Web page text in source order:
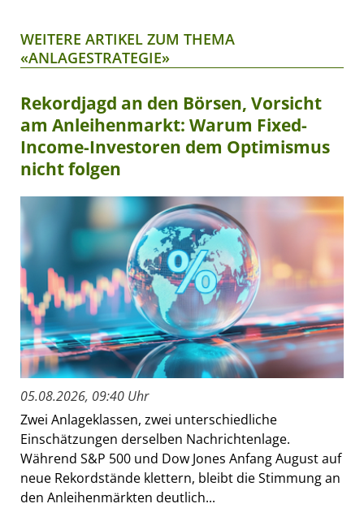
WEITERE ARTIKEL ZUM THEMA
«ANLAGESTRATEGIE»
Rekordjagd an den Börsen, Vorsicht
am Anleihenmarkt: Warum Fixed-
Income-Investoren dem Optimismus
nicht folgen
05.08.2026, 09:40 Uhr
Zwei Anlageklassen, zwei unterschiedliche
Einschätzungen derselben Nachrichtenlage.
Während S&P 500 und Dow Jones Anfang August auf
neue Rekordstände klettern, bleibt die Stimmung an
den Anleihenmärkten deutlich...